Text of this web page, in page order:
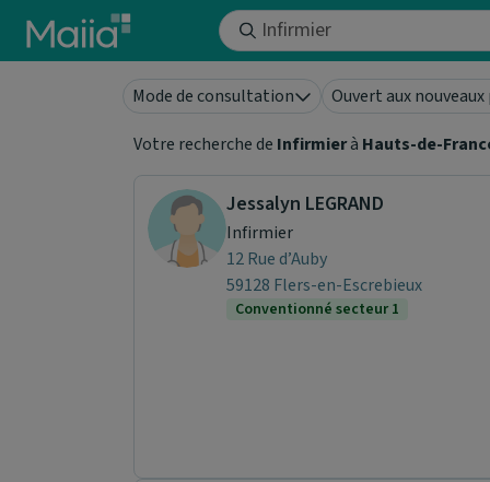
Aller au contenu principal
Mode de consultation Ouvert aux
Votre recherche de Infirmierà Hauts-de-
Jessalyn LEGRAND
Infirmier
12 Rue d’Auby
59128 Flers-en-Escrebieux
Conventionné secteur 1